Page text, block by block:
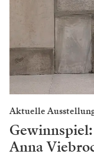
Aktuelle
Anna